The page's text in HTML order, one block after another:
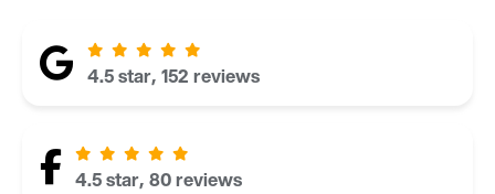
4.5 star, 152 reviews
4.5 star, 80 reviews